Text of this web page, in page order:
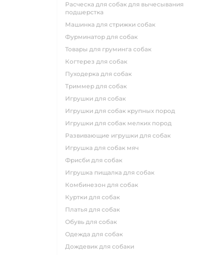
расческа для собак для вычесывания
подшерстка
машинка для стрижки собак
фурминатор для собак
товары для груминга собак
когтерез для собак
пуходерка для собак
триммер для собак
игрушки для собак
игрушки для собак крупных пород
игрушки для собак мелких пород
развивающие игрушки для собак
игрушка для собак мяч
фрисби для собак
игрушка пищалка для собак
комбинезон для собак
куртки для собак
платья для собак
обувь для собак
одежда для собак
дождевик для собаки